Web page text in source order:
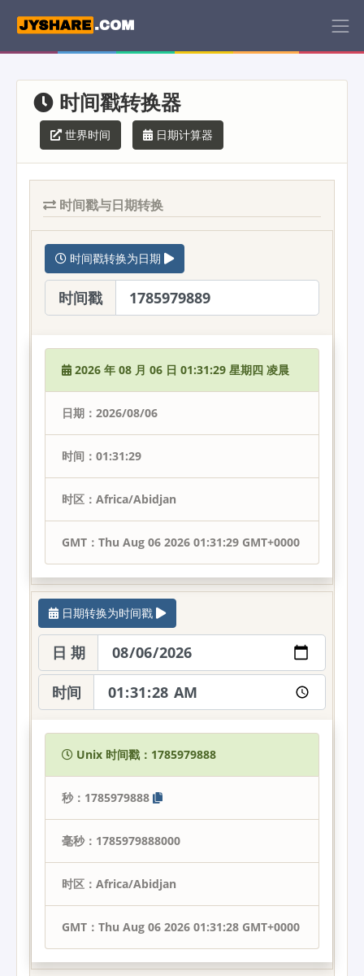
时间戳转换器
世界时间 日期计算器
时间戳与日期转换
时间戳转换为日期
时间戳
2026 年 08 月 06 日 01:31:29 星期四 凌晨
日期：2026/08/06
时间：01:31:29
时区：Africa/Abidjan
GMT：Thu Aug 06 2026 01:31:29 GMT+0000
日期转换为时间戳
日 期
时间
Unix 时间戳：1785979888
秒：1785979888
毫秒：1785979888000
时区：Africa/Abidjan
GMT：Thu Aug 06 2026 01:31:28 GMT+0000